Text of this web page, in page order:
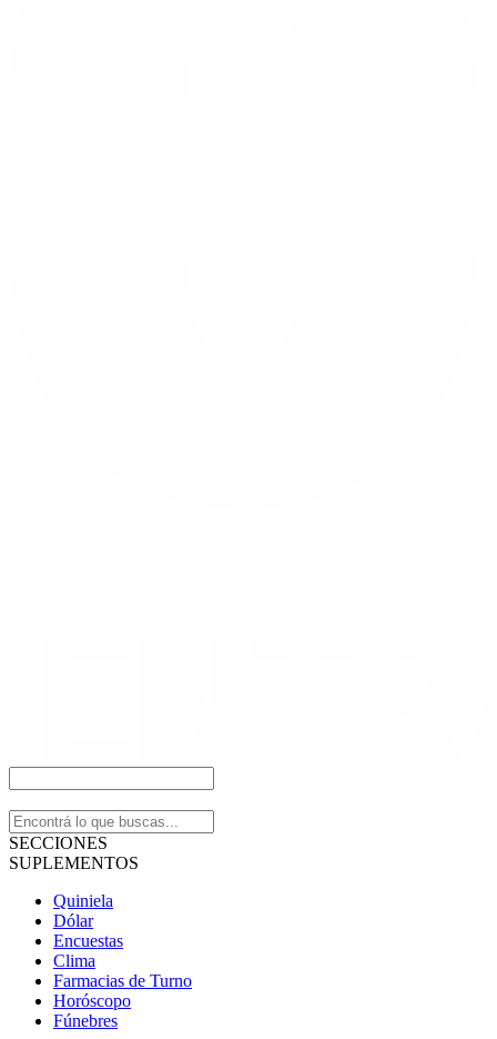
SECCIONES
SUPLEMENTOS
Quiniela
Dólar
Encuestas
Clima
Farmacias de Turno
Horóscopo
Fúnebres